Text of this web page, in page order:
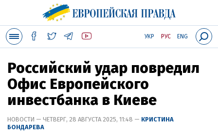
УКР РУС ENG
Российский удар повредил
Офис Европейского
инвестбанка в Киеве
НОВОСТИ — ЧЕТВЕРГ, 28 АВГУСТА 2025, 11:48 — КРИСТИНА
БОНДАРЕВА